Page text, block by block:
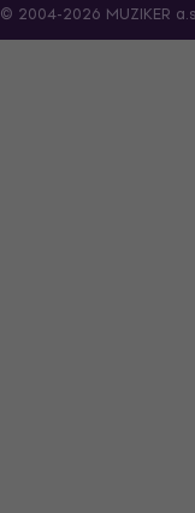
© 2004-2026 MUZIKER